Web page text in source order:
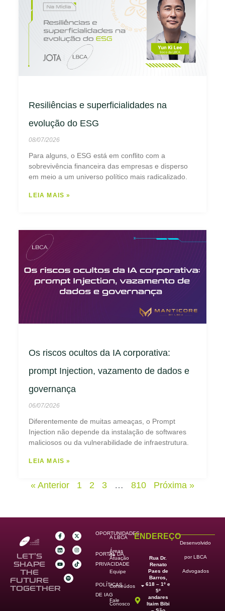
Resiliências e superficialidades na
evolução do ESG
08/07/2026
Para alguns, o ESG está em conflito com a
sobrevivência financeira das empresas e disperso
em meio a um universo político mais radicalizado.
LEIA MAIS »
Os riscos ocultos da IA corporativa:
prompt Injection, vazamento de dados e
governança
06/07/2026
Diferentemente de muitas ameaças, o Prompt
Injection não depende da instalação de softwares
maliciosos ou da vulnerabilidade de infraestrutura.
LEIA MAIS »
« Anterior 1 2 3 … 810 Próxima »
LET’S
SHAPE
THE
FUTURE
TOGETHER
OPORTUNIDADES
PORTAL DA
PRIVACIDADE
POLÍTICAS
DE IAG
A LBCA
Áreas
de
Atuação
Equipe
Conteúdos
Fale
Conosco
ENDEREÇO
Rua Dr.
Renato
Paes de
Barros,
618 – 1º e
5º
andares
Itaim Bibi
Desenvolvido
por LBCA
Advogados